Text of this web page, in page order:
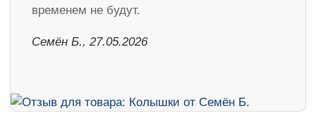
временем не будут.
Семён Б., 27.05.2026